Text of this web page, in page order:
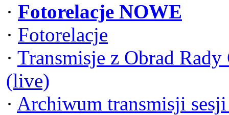
· Fotorelacje NOWE
· Fotorelacje
· Transmisje z Obrad
(live)
· Archiwum transmisji